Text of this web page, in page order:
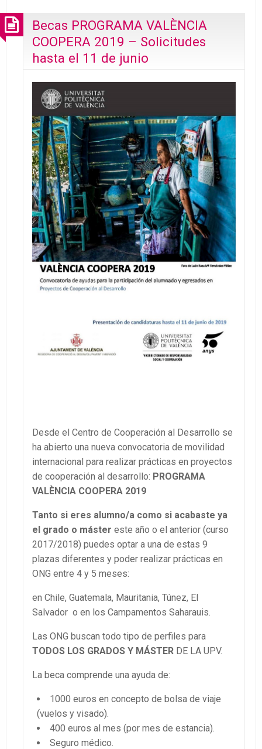
Becas PROGRAMA VALÈNCIA
COOPERA 2019 – Solicitudes
hasta el 11 de junio
Desde el Centro de Cooperación al Desarrollo se
ha abierto una nueva convocatoria de movilidad
internacional para realizar prácticas en proyectos
de cooperación al desarrollo: PROGRAMA
VALÈNCIA COOPERA 2019
Tanto si eres alumno/a como si acabaste ya
el grado o máster este año o el anterior (curso
2017/2018) puedes optar a una de estas 9
plazas diferentes y poder realizar prácticas en
ONG entre 4 y 5 meses:
en Chile, Guatemala, Mauritania, Túnez, El
Salvador o en los Campamentos Saharauis.
Las ONG buscan todo tipo de perfiles para
TODOS LOS GRADOS Y MÁSTER DE LA UPV.
La beca comprende una ayuda de:
1000 euros en concepto de bolsa de viaje
(vuelos y visado).
400 euros al mes (por mes de estancia).
Seguro médico.